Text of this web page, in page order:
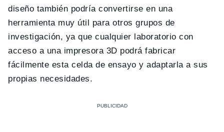
diseño también podría convertirse en una
herramienta muy útil para otros grupos de
investigación, ya que cualquier laboratorio con
acceso a una impresora 3D podrá fabricar
fácilmente esta celda de ensayo y adaptarla a sus
propias necesidades.